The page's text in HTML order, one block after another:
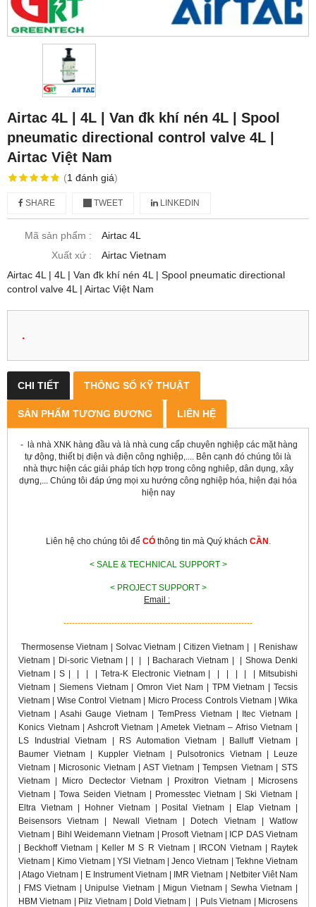
Airtac 4L | 4L | Van đk khí nén 4L | Spool
pneumatic directional control valve 4L |
Airtac Việt Nam
(1 đánh giá)
SHARE TWEET LINKEDIN
Mã sản phẩm :
Airtac 4L
Xuất xứ :
Airtac Vietnam
Airtac 4L | 4L | Van đk khí nén 4L | Spool pneumatic directional
control valve 4L | Airtac Việt Nam
.
CHI TIẾT THÔNG SỐ KỸ THUẬT
SẢN PHẨM TƯƠNG ĐƯƠNG LIÊN HỆ
- là nhà XNK hàng đầu và là nhà cung cấp chuyên nghiệp các mặt hàng
tự động, thiết bị điện và điện công nghiệp,.... Bên cạnh đó chúng tôi là
nhà thực hiện các giải pháp tích hợp trong công nghiêp, dân dụng, xây
dựng,... Chúng tôi đáp ứng mọi xu hướng công nghiệp hóa, hiện đại hóa
hiện nay
Liên hệ cho chúng tôi để CÓthông tin mà Quý khách CẦN
< SALE & TECHNICAL SUPPORT >
< PROJECT SUPPORT >
Email :
-------------------------------------------------------------------
Thermosense Vietnam | Solvac Vietnam | Citizen Vietnam | | Renishaw
Vietnam | Di-soric Vietnam | | | | Bacharach Vietnam | | Showa Denki
Vietnam | S | | | | Tetra-K Electronic Vietnam | | | | |
| Mitsubishi
Vietnam | Siemens Vietnam | Omron Viet Nam | TPM Vietnam | Tecsis
Vietnam | Wise Control Vietnam | Micro Process Controls Vietnam | Wika
Vietnam | Asahi Gauge Vietnam | TemPress Vietnam | Itec Vietnam |
Konics Vietnam | Ashcroft Vietnam | Ametek Vietnam – Afriso Vietnam |
LS Industrial Vietnam | RS Automation Vietnam | Balluff Vietnam |
Baumer Vietnam | Kuppler Vietnam | Pulsotronics Vietnam | Leuze
Vietnam | Microsonic Vietnam | AST Vietnam | Tempsen Vietnam | STS
Vietnam | Micro Dectector Vietnam | Proxitron Vietnam | Microsens
Vietnam | Towa Seiden Vietnam | Promesstec Vietnam | Ski Vietnam |
Eltra Vietnam | Hohner Vietnam | Posital Vietnam | Elap Vietnam |
Beisensors Vietnam | Newall Vietnam | Dotech Vietnam | Watlow
Vietnam | Bihl Weidemann Vietnam | Prosoft Vietnam | ICP DAS Vietnam
| Beckhoff Vietnam | Keller M S R Vietnam | IRCON Vietnam | Raytek
Vietnam | Kimo Vietnam | YSI Vietnam | Jenco Vietnam | Tekhne Vietnam
| Atago Vietnam | E Instrument Vietnam | IMR Vietnam | Netbiter Viêt Nam
| FMS Vietnam | Unipulse Vietnam | Migun Vietnam | Sewha Vietnam |
HBM Vietnam | Pilz Vietnam | Dold Vietnam |
| Puls Vietnam | Microsens